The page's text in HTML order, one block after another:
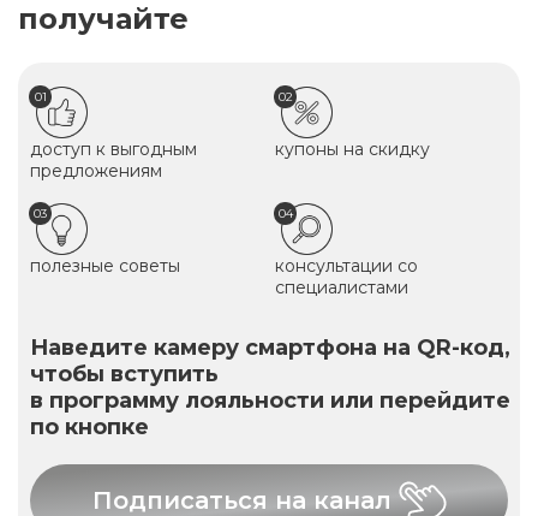
получайте
01
доступ к выгодным
предложениям
02
купоны на скидку
03
полезные советы
04
консультации со
специалистами
Наведите камеру смартфона на QR-код,
чтобы вступить
в программу лояльности или перейдите
по кнопке
Подписаться на канал